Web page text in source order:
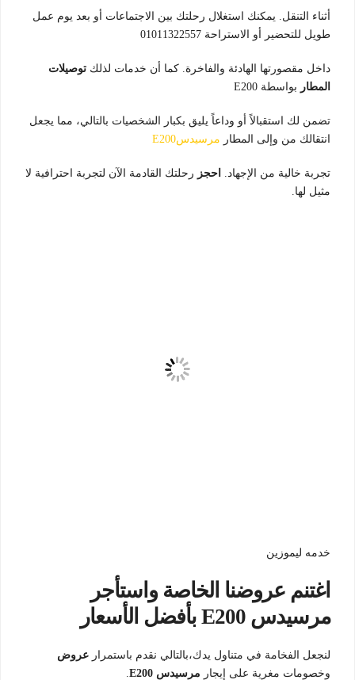
أثناء التنقل. يمكنك استغلال رحلتك بين الاجتماعات أو بعد يوم عمل
طويل للتحضير أو الاستراحة 01011322557
داخل مقصورتها الهادئة والفاخرة. كما أن خدمات لذلك توصيلات
المطار بواسطة E200
تضمن لك استقبالاً أو وداعاً يليق بكبار الشخصيات بالتالي، مما يجعل
انتقالك من وإلى المطار مرسيدسE200
تجربة خالية من الإجهاد. احجز رحلتك القادمة الآن لتجربة احترافية لا
مثيل لها.
خدمه ليموزين
اغتنم عروضنا الخاصة واستأجر
مرسيدس E200 بأفضل الأسعار
لنجعل الفخامة في متناول يدك،بالتالي نقدم باستمرار عروض
وخصومات مغرية على إيجار مرسيدس E200